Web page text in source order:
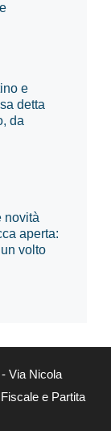
e
detta
da
novità
aperta:
volto
Via Nicola
e Partita